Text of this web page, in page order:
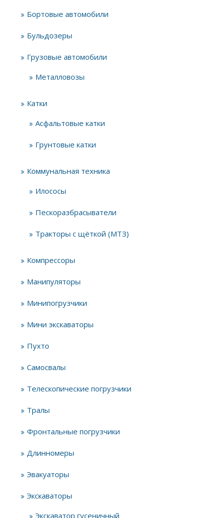
Бортовые автомобили
Бульдозеры
Грузовые автомобили
Металловозы
Катки
Асфальтовые катки
Грунтовые катки
Коммунальная техника
Илососы
Пескоразбрасыватели
Тракторы с щёткой (МТЗ)
Компрессоры
Манипуляторы
Минипогрузчики
Мини экскаваторы
Пухто
Самосвалы
Телескопические погрузчики
Тралы
Фронтальные погрузчики
Длинномеры
Эвакуаторы
Экскаваторы
Экскаватор гусеничный